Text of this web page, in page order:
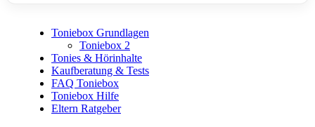
Toniebox Grundlagen
Toniebox 2
Tonies & Hörinhalte
Kaufberatung & Tests
FAQ Toniebox
Toniebox Hilfe
Eltern Ratgeber